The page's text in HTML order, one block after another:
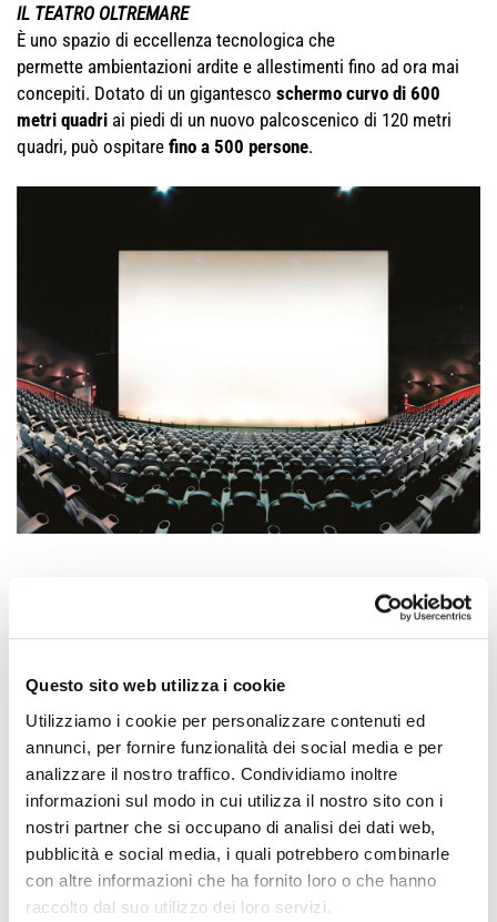
Questo sito web utilizza i cookie
Utilizziamo i cookie per personalizzare contenuti ed
annunci, per fornire funzionalità dei social media e per
analizzare il nostro traffico. Condividiamo inoltre
informazioni sul modo in cui utilizza il nostro sito con i
nostri partner che si occupano di analisi dei dati web,
pubblicità e social media, i quali potrebbero combinarle
con altre informazioni che ha fornito loro o che hanno
raccolto dal suo utilizzo dei loro servizi.
IL TEATRO OLTREMARE
È uno spazio di eccellenza tecnologica che
permette ambientazioni ardite e allestimenti fino ad ora mai
concepiti. Dotato di un gigantesco schermo curvo di 600
metri quadri ai piedi di un nuovo palcoscenico di 120 metri
quadri, può ospitare fino a 500 persone.
nell’atmosfera unica di cene allestite a tu per tu con i
permette di curiosare nelmondo turchese dei Delfiniche
vivono a Oltremare 2.0.